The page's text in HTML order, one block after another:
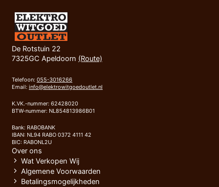
De Rotstuin 22
7325GC Apeldoorn (Route)
Telefoon: 055-3016266
Email: info@elektrowitgoedoutlet.nl
K.VK.-nummer: 62428020
BTW-nummer: NL854813986B01
Bank: RABOBANK
IBAN: NL94 RABO 0372 4111 42
BIC: RABONL2U
Over ons
Wat Verkopen Wij
Algemene Voorwaarden
Betalingsmogelijkheden